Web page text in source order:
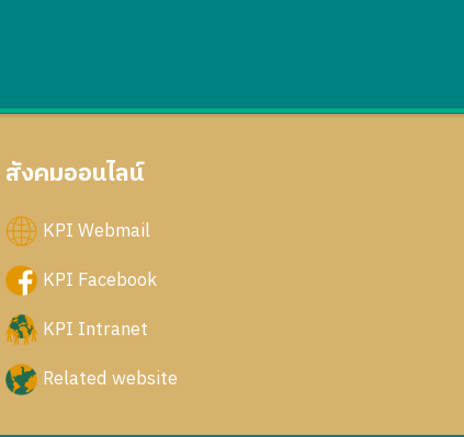
สังคมออนไลน์
KPI Webmail
KPI Facebook
KPI Intranet
Related website